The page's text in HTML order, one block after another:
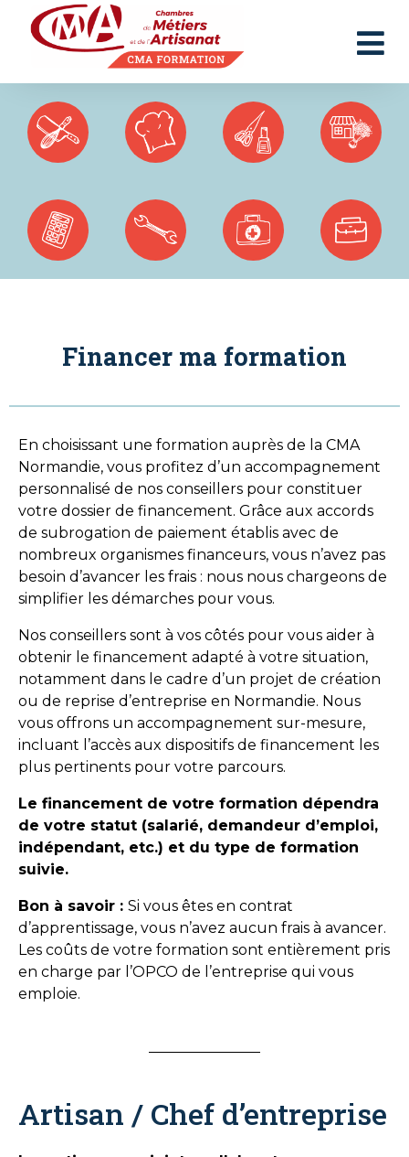
Financer ma formation
En choisissant une formation auprès de la CMA
Normandie, vous profitez d’un accompagnement
personnalisé de nos conseillers pour constituer
votre dossier de financement. Grâce aux accords
de subrogation de paiement établis avec de
nombreux organismes financeurs, vous n’avez pas
besoin d’avancer les frais : nous nous chargeons de
simplifier les démarches pour vous.
Nos conseillers sont à vos côtés pour vous aider à
obtenir le financement adapté à votre situation,
notamment dans le cadre d’un projet de création
ou de reprise d’entreprise en Normandie. Nous
vous offrons un accompagnement sur-mesure,
incluant l’accès aux dispositifs de financement les
plus pertinents pour votre parcours.
Le financement de votre formation dépendra
de votre statut (salarié, demandeur d’emploi,
indépendant, etc.) et du type de formation
suivie.
Bon à savoir : Si vous êtes en contrat
d’apprentissage, vous n’avez aucun frais à avancer.
Les coûts de votre formation sont entièrement pris
en charge par l’OPCO de l’entreprise qui vous
emploie.
Artisan / Chef d’entreprise
Panneau de gestion des cookies